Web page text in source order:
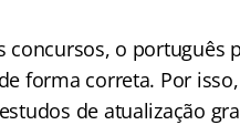
o português
forma correta. Por
de atualização